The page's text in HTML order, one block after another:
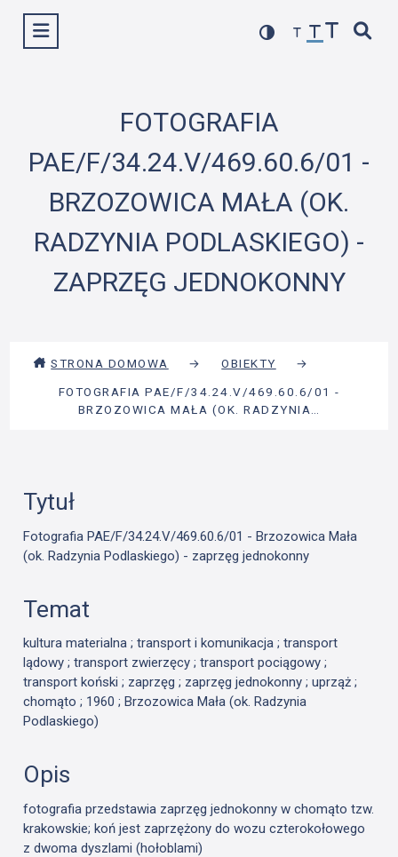
Wyświetl menu
FOTOGRAFIA
PAE/F/34.24.V/469.60.6/01 -
BRZOZOWICA MAŁA (OK.
RADZYNIA PODLASKIEGO) -
ZAPRZĘG JEDNOKONNY
STRONA DOMOWA → OBIEKTY
→
FOTOGRAFIA PAE/F/34.24.V/469.60.6/01 -
BRZOZOWICA MAŁA (OK. RADZYNIA…
Tytuł
Fotografia PAE/F/34.24.V/469.60.6/01 - Brzozowica Mała
(ok. Radzynia Podlaskiego) - zaprzęg jednokonny
Temat
kultura materialna ; transport i komunikacja ; transport
lądowy ; transport zwierzęcy ; transport pociągowy ;
transport koński ; zaprzęg ; zaprzęg jednokonny ; uprząż ;
chomąto ; 1960 ; Brzozowica Mała (ok. Radzynia
Podlaskiego)
Opis
fotografia przedstawia zaprzęg jednokonny w chomąto tzw.
krakowskie; koń jest zaprzężony do wozu czterokołowego
z dwoma dyszlami (hołoblami)